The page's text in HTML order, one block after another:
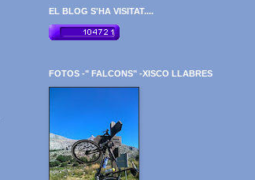
EL BLOG S'HA VISITAT....
FOTOS -" FALCONS" -XISCO LLABRES